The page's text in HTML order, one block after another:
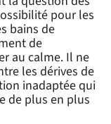
pour les
bains de
de
au calme. Il ne
les dérives de
inadaptée qui
de plus en plus